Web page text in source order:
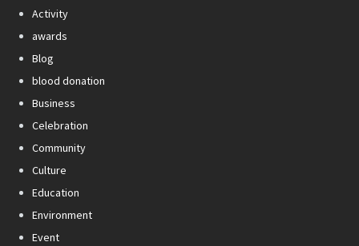
Activity
awards
Blog
blood donation
Business
Celebration
Community
Culture
Education
Environment
Event